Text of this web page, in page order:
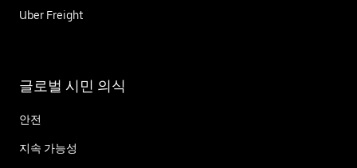
Uber Freight
글로벌 시민 의식
안전
지속 가능성